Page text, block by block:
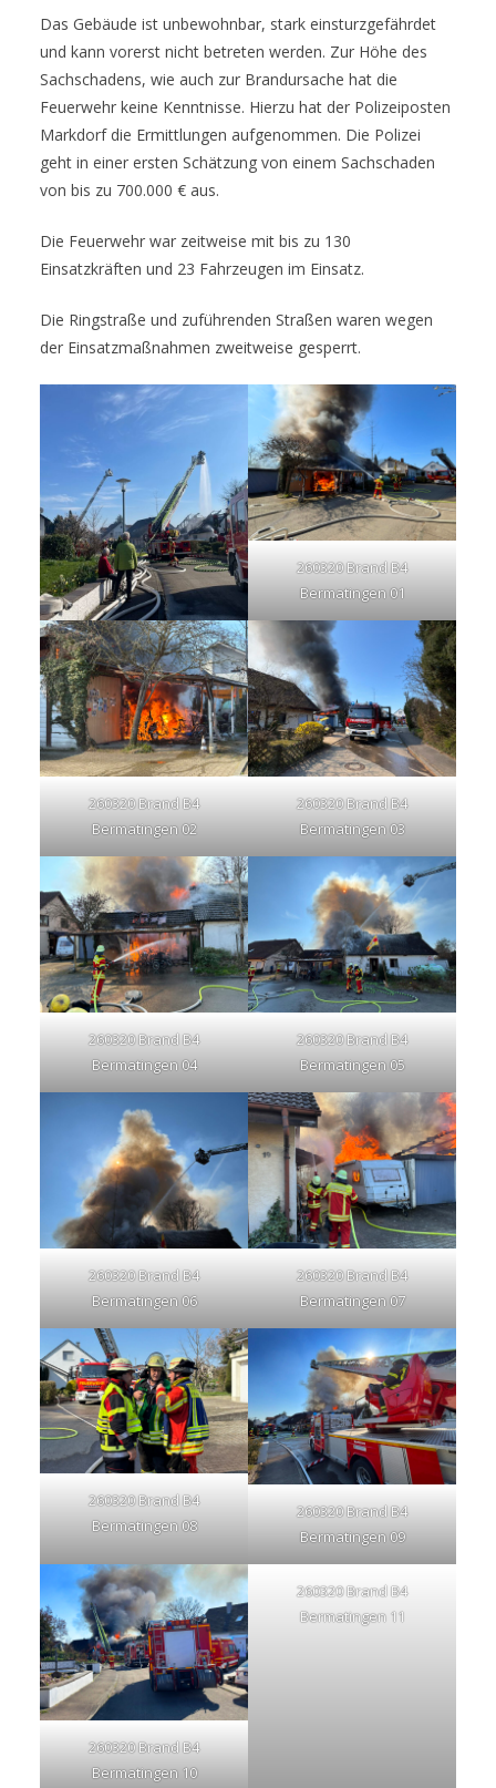
Das Gebäude ist unbewohnbar, stark einsturzgefährdet
und kann vorerst nicht betreten werden. Zur Höhe des
Sachschadens, wie auch zur Brandursache hat die
Feuerwehr keine Kenntnisse. Hierzu hat der Polizeiposten
Markdorf die Ermittlungen aufgenommen. Die Polizei
geht in einer ersten Schätzung von einem Sachschaden
von bis zu 700.000 € aus.
Die Feuerwehr war zeitweise mit bis zu 130
Einsatzkräften und 23 Fahrzeugen im Einsatz.
Die Ringstraße und zuführenden Straßen waren wegen
der Einsatzmaßnahmen zweitweise gesperrt.
260320 Brand B4
Bermatingen 01
260320 Brand B4
Bermatingen 02
260320 Brand B4
Bermatingen 03
260320 Brand B4
Bermatingen 04
260320 Brand B4
Bermatingen 05
260320 Brand B4
Bermatingen 06
260320 Brand B4
Bermatingen 07
260320 Brand B4
Bermatingen 08
260320 Brand B4
Bermatingen 09
260320 Brand B4
Bermatingen 10
260320 Brand B4
Bermatingen 11